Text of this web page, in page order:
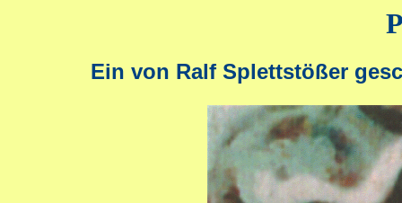
Ein von Ralf Splettstößer